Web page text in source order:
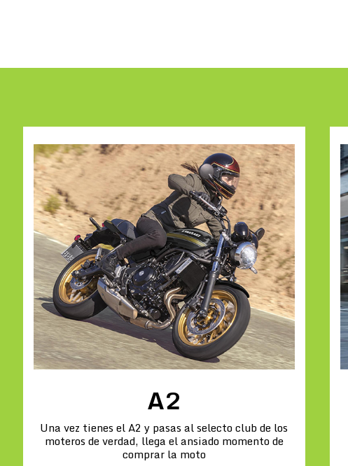
A2
Una vez tienes el A2 y pasas al selecto club de los
moteros de verdad, llega el ansiado momento de
comprar la moto